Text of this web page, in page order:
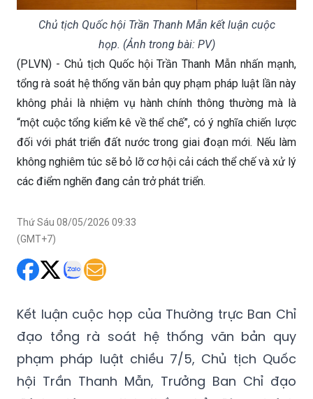
họp. (Ảnh trong bài: PV)
(PLVN) - Chủ tịch Quốc hội Trần Thanh Mẫn nhấn mạnh,
tổng rà soát hệ thống văn bản quy phạm pháp luật lần này
không phải là nhiệm vụ hành chính thông thường mà là
“một cuộc tổng kiểm kê về thể chế”, có ý nghĩa chiến lược
đối với phát triển đất nước trong giai đoạn mới. Nếu làm
không nghiêm túc sẽ bỏ lỡ cơ hội cải cách thể chế và xử lý
các điểm nghẽn đang cản trở phát triển.
Thứ Sáu 08/05/2026 09:33
Kết luận cuộc họp của Thường trực Ban Chỉ
phạm pháp luật chiều 7/5, Chủ tịch Quốc
hội Trần Thanh Mẫn, Trưởng Ban Chỉ đạo
đánh giá cao tinh thần chủ động, trách
nhiệm của Bộ Tư pháp - Cơ quan thường